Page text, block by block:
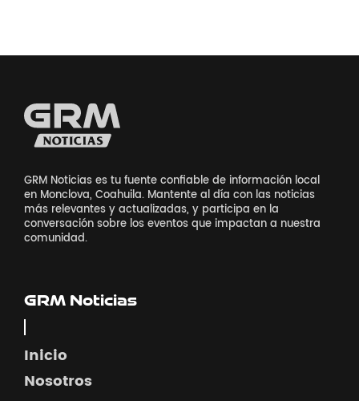
GRM Noticias es tu fuente confiable de información local
en Monclova, Coahuila. Mantente al día con las noticias
más relevantes y actualizadas, y participa en la
conversación sobre los eventos que impactan a nuestra
comunidad.
GRM Noticias
Inicio
Nosotros